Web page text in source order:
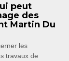
peut
des
Martin Du
les
travaux de